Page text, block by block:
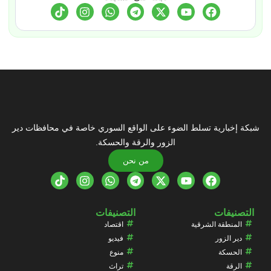
شبكة إخبارية تسلط الضوء على الواقع السوري خاصة في محافظات دير
الزور والرقة والحسكة.
من نحن
التصنيفات
المنطقة الشرقية
دير الزور
الحسكة
الرقة
التصنيفات
اقتصاد
فيديو
منوع
تراث